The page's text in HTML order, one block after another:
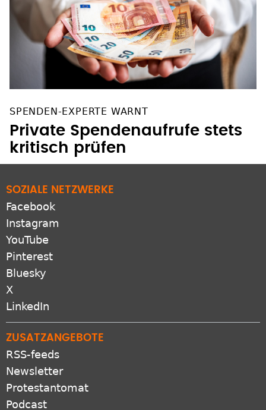
SPENDEN-EXPERTE WARNT
Private Spendenaufrufe stets
kritisch prüfen
SOZIALE NETZWERKE
Facebook
Instagram
YouTube
Pinterest
Bluesky
X
LinkedIn
ZUSATZANGEBOTE
RSS-feeds
Newsletter
Protestantomat
Podcast